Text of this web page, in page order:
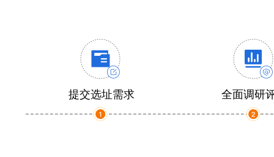
提交选址需求 全面调研